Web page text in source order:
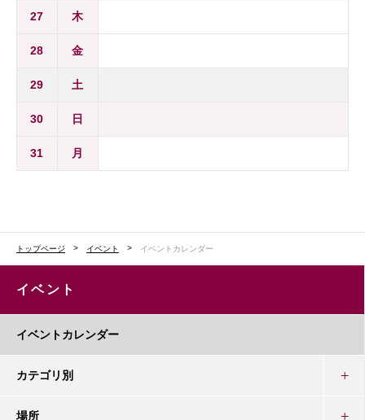
27 木
28 金
29 土
30 日
31 月
トップページ イベント イベントカレンダー
イベント
イベントカレンダー
カテゴリ別
場所